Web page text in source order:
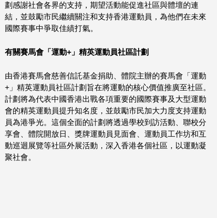
劃感謝社會各界的支持，期望活動能促進社區與體壇的連
結，並鼓勵市民繼續關注和支持香港運動員，為他們在未來
國際賽事中爭取佳績打氣。
有關賽馬會「運動+」精英運動員社區計劃
由香港賽馬會慈善信託基金捐助、體院主辦的賽馬會「運動
+」精英運動員社區計劃旨在將運動的核心價值推廣至社區。
計劃將為代表中國香港出戰各項重要的國際賽事及大型運動
會的精英運動員提升知名度，並鼓勵市民加大力度支持運動
員為港爭光。這個全面的計劃將透過學校到訪活動、聯校分
享會、體院開放日、獎牌運動員見面會、運動員工作坊和互
動巡迴展覽等社區外展活動，深入香港各個社區，以運動凝
聚社會。